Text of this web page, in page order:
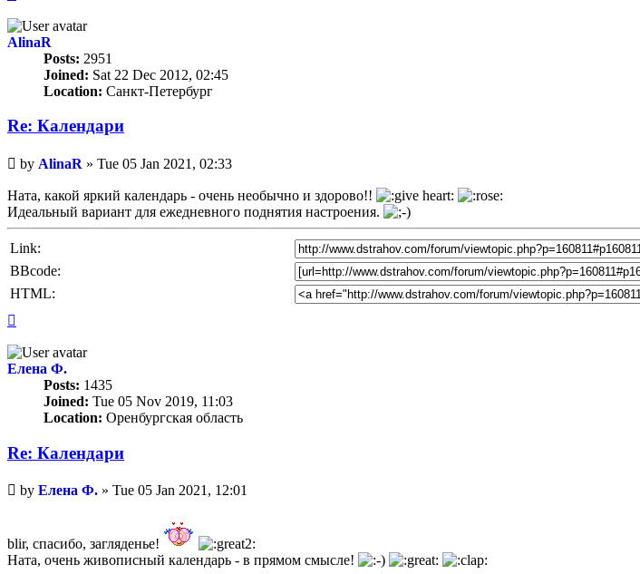
AlinaR
Posts: 2951
Joined: Sat 22 Dec 2012, 02:45
Location: Санкт-Петербург
Re: Календари
Unread
post
by AlinaR » Tue 05 Jan 2021, 02:33
Ната, какой яркий календарь - очень необычно и здорово!!
Идеальный вариант для ежедневного поднятия настроения.
Link:
BBcode:
HTML:
Елена Ф.
Posts: 1435
Joined: Tue 05 Nov 2019, 11:03
Location: Оренбургская область
Re: Календари
Unread
post
by Елена Ф. » Tue 05 Jan 2021, 12:01
blir, спасибо, загляденье!
Ната, очень живописный календарь - в прямом смысле!